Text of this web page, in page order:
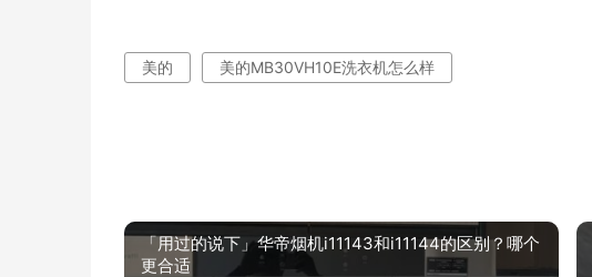
美的 美的MB30VH10E洗衣机怎么样
「用过的说下」华帝烟机i11143和i11144的区别？哪个
更合适